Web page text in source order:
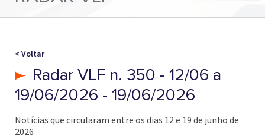
< Voltar
Radar VLF n. 350 - 12/06 a
19/06/2026 - 19/06/2026
Notícias que circularam entre os dias 12 e 19 de junho de
2026